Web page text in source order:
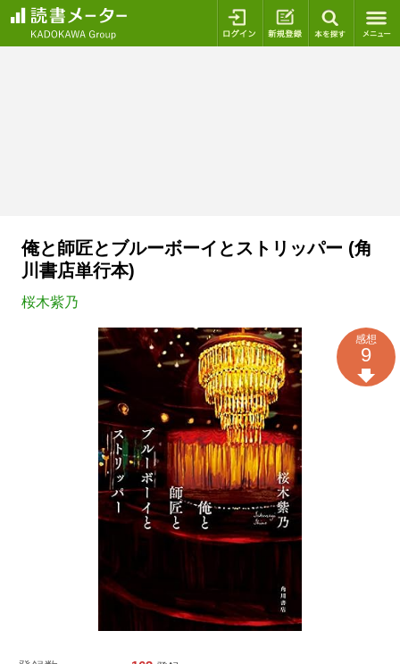
ログイン 新規登録
俺と師匠とブルーボーイとストリッパー (角
川書店単行本)
桜木紫乃
感想
9